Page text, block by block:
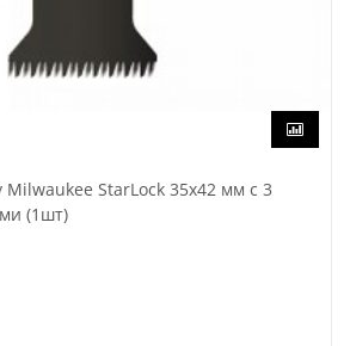
Milwaukee StarLock 35х42 мм с 3
(1шт)